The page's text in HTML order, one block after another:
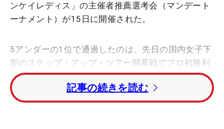
ンケイレディス」の主催者推薦選考会（マンデート
ーナメント）が15日に開催された。
5アンダーの1位で通過したのは、先日の国内女子下
部のステップ・アップ・ツアー開幕戦でプロ初勝利
を挙げた永嶋花音。2位タイの林菜乃子、ルーキー
の上久保実咲、アマチュアの岩永杏奈も本戦出場権
を獲得した。
記事の続きを読む